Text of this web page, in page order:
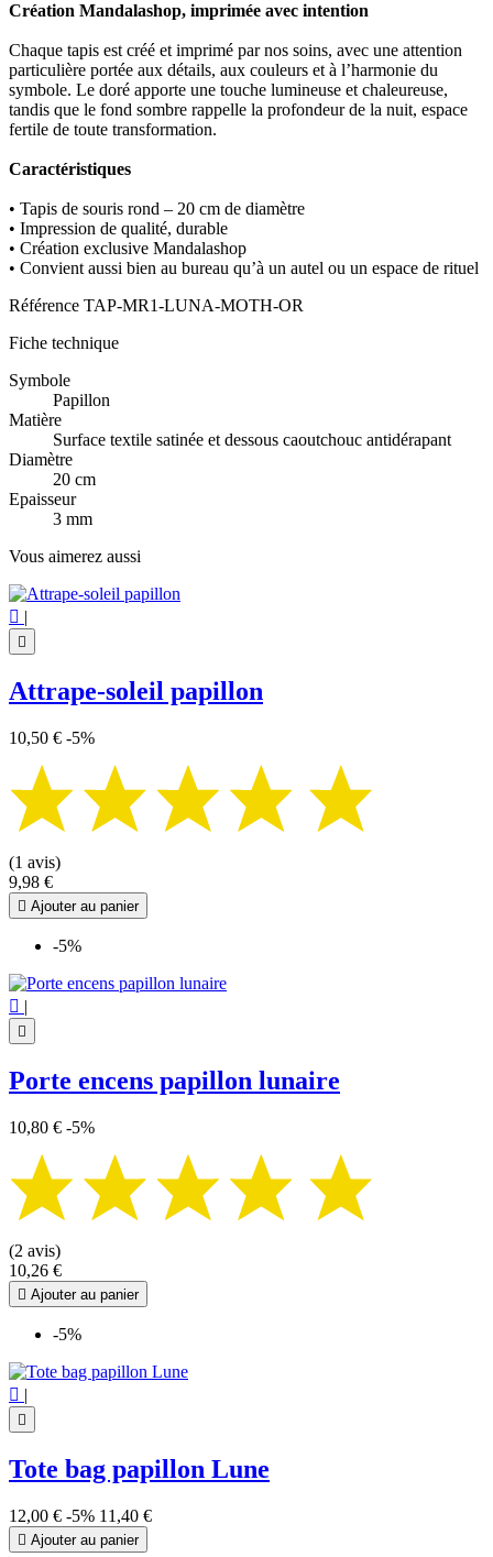
Création Mandalashop, imprimée avec intention
Chaque tapis est créé et imprimé par nos soins, avec une attention
particulière portée aux détails, aux couleurs et à l’harmonie du
symbole. Le doré apporte une touche lumineuse et chaleureuse,
tandis que le fond sombre rappelle la profondeur de la nuit, espace
fertile de toute transformation.
Caractéristiques
• Tapis de souris rond – 20 cm de diamètre
• Impression de qualité, durable
• Création exclusive Mandalashop
• Convient aussi bien au bureau qu’à un autel ou un espace de rituel
Référence TAP-MR1-LUNA-MOTH-OR
Fiche technique
Symbole
Papillon
Matière
Surface textile satinée et dessous caoutchouc antidérapant
Diamètre
20 cm
Epaisseur
3 mm
Vous aimerez aussi
 |

Attrape-soleil papillon
10,50 € -5%
(1 avis)
9,98 €
 Ajouter au panier
-5%
 |

Porte encens papillon lunaire
10,80 € -5%
(2 avis)
10,26 €
 Ajouter au panier
-5%
 |

Tote bag papillon Lune
12,00 € -5% 11,40 €
 Ajouter au panier